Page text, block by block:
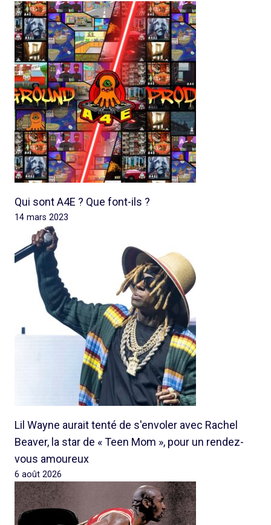
Qui sont A4E ? Que font-ils ?
14 mars 2023
Lil Wayne aurait tenté de s'envoler avec Rachel
Beaver, la star de « Teen Mom », pour un rendez-
vous amoureux
6 août 2026